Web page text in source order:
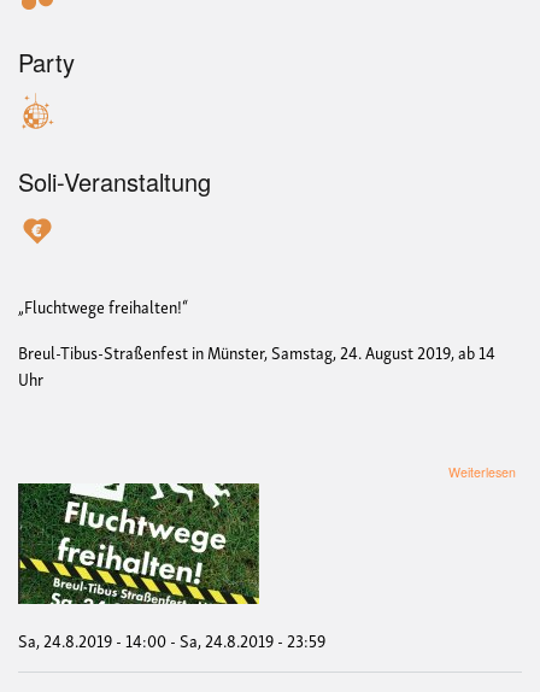
Party
Soli-Veranstaltung
„Fluchtwege freihalten!“
Breul-Tibus-Straßenfest in Münster, Samstag, 24. August 2019, ab 14
Uhr
Weiterlesen
Sa, 24.8.2019 - 14:00-Sa, 24.8.2019 - 23:59